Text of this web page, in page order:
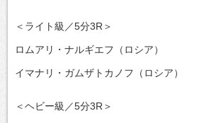
＜ライト級／5分3R＞
ロムアリ・ナルギエフ（ロシア）
イマナリ・ガムザトカノフ（ロシア）
＜ヘビー級／5分3R＞